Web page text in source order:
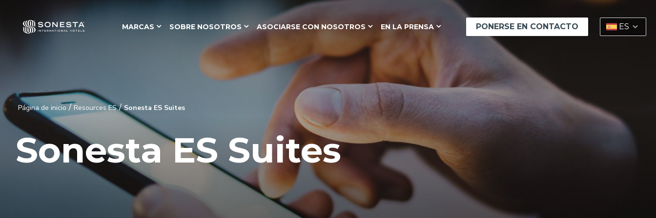
MARCAS SOBRE NOSOTROS ASOCIARSE CON NOSOTROS EN LA PRENSA PONERSE EN CONTACTO ES
Página de inicio / Resources ES / Sonesta ES Suites
Sonesta ES Suites